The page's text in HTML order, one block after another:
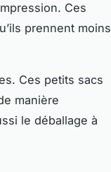
Ces
prennent moins
Ces petits sacs
manière
le déballage à